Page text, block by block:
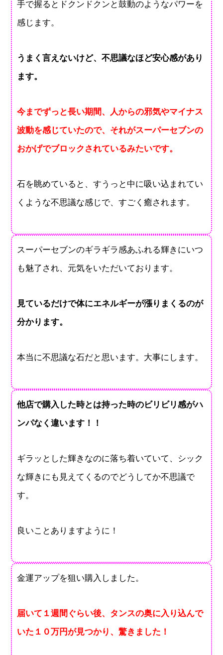
手で握るとドクンドクンと鼓動のようなパワーを
感じます。
うまく言えないけど、不思議なほど安心感があり
ます。
今までずっと長い期間、人からの邪気やマイナス
波動を感じていたので、それがスーパーセブンの
おかげでブロックされているみたいです。
石を眺めていると、すうっと中に吸い込まれてい
くような不思議な感じで、すごく癒されます。
スーパーセブンのギラギラ感あふれる輝きにいつ
も魅了され、元気をいただいております。
見ているだけで体にエネルギーが漲りまくるのが
分かります。
本当に不思議な石だと思います。大事にします。
他店で購入した時とは持った時のビリビリ感がハ
ンパなく違います！！
ギラッとした輝きなのに落ち着いていて、シック
な輝きにも見えてくるのでどうしてか不思議で
す。
良いことありますように！
金運アップを狙い購入しました。
届いて１週間ぐらい後、タンスの奥に入り込んで
いた１０万円が見つかり、驚きました！